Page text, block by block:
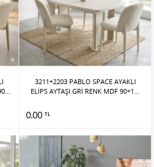
3211+2203 PABLO SPACE AYAKLI
ELİPS AYTAŞI GRİ RENK MDF 90+1...
0.00 TL